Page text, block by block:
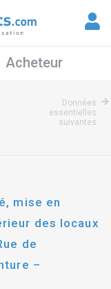
Acheteur
Données
essentielles
suivantes
mise en
des locaux
de
–